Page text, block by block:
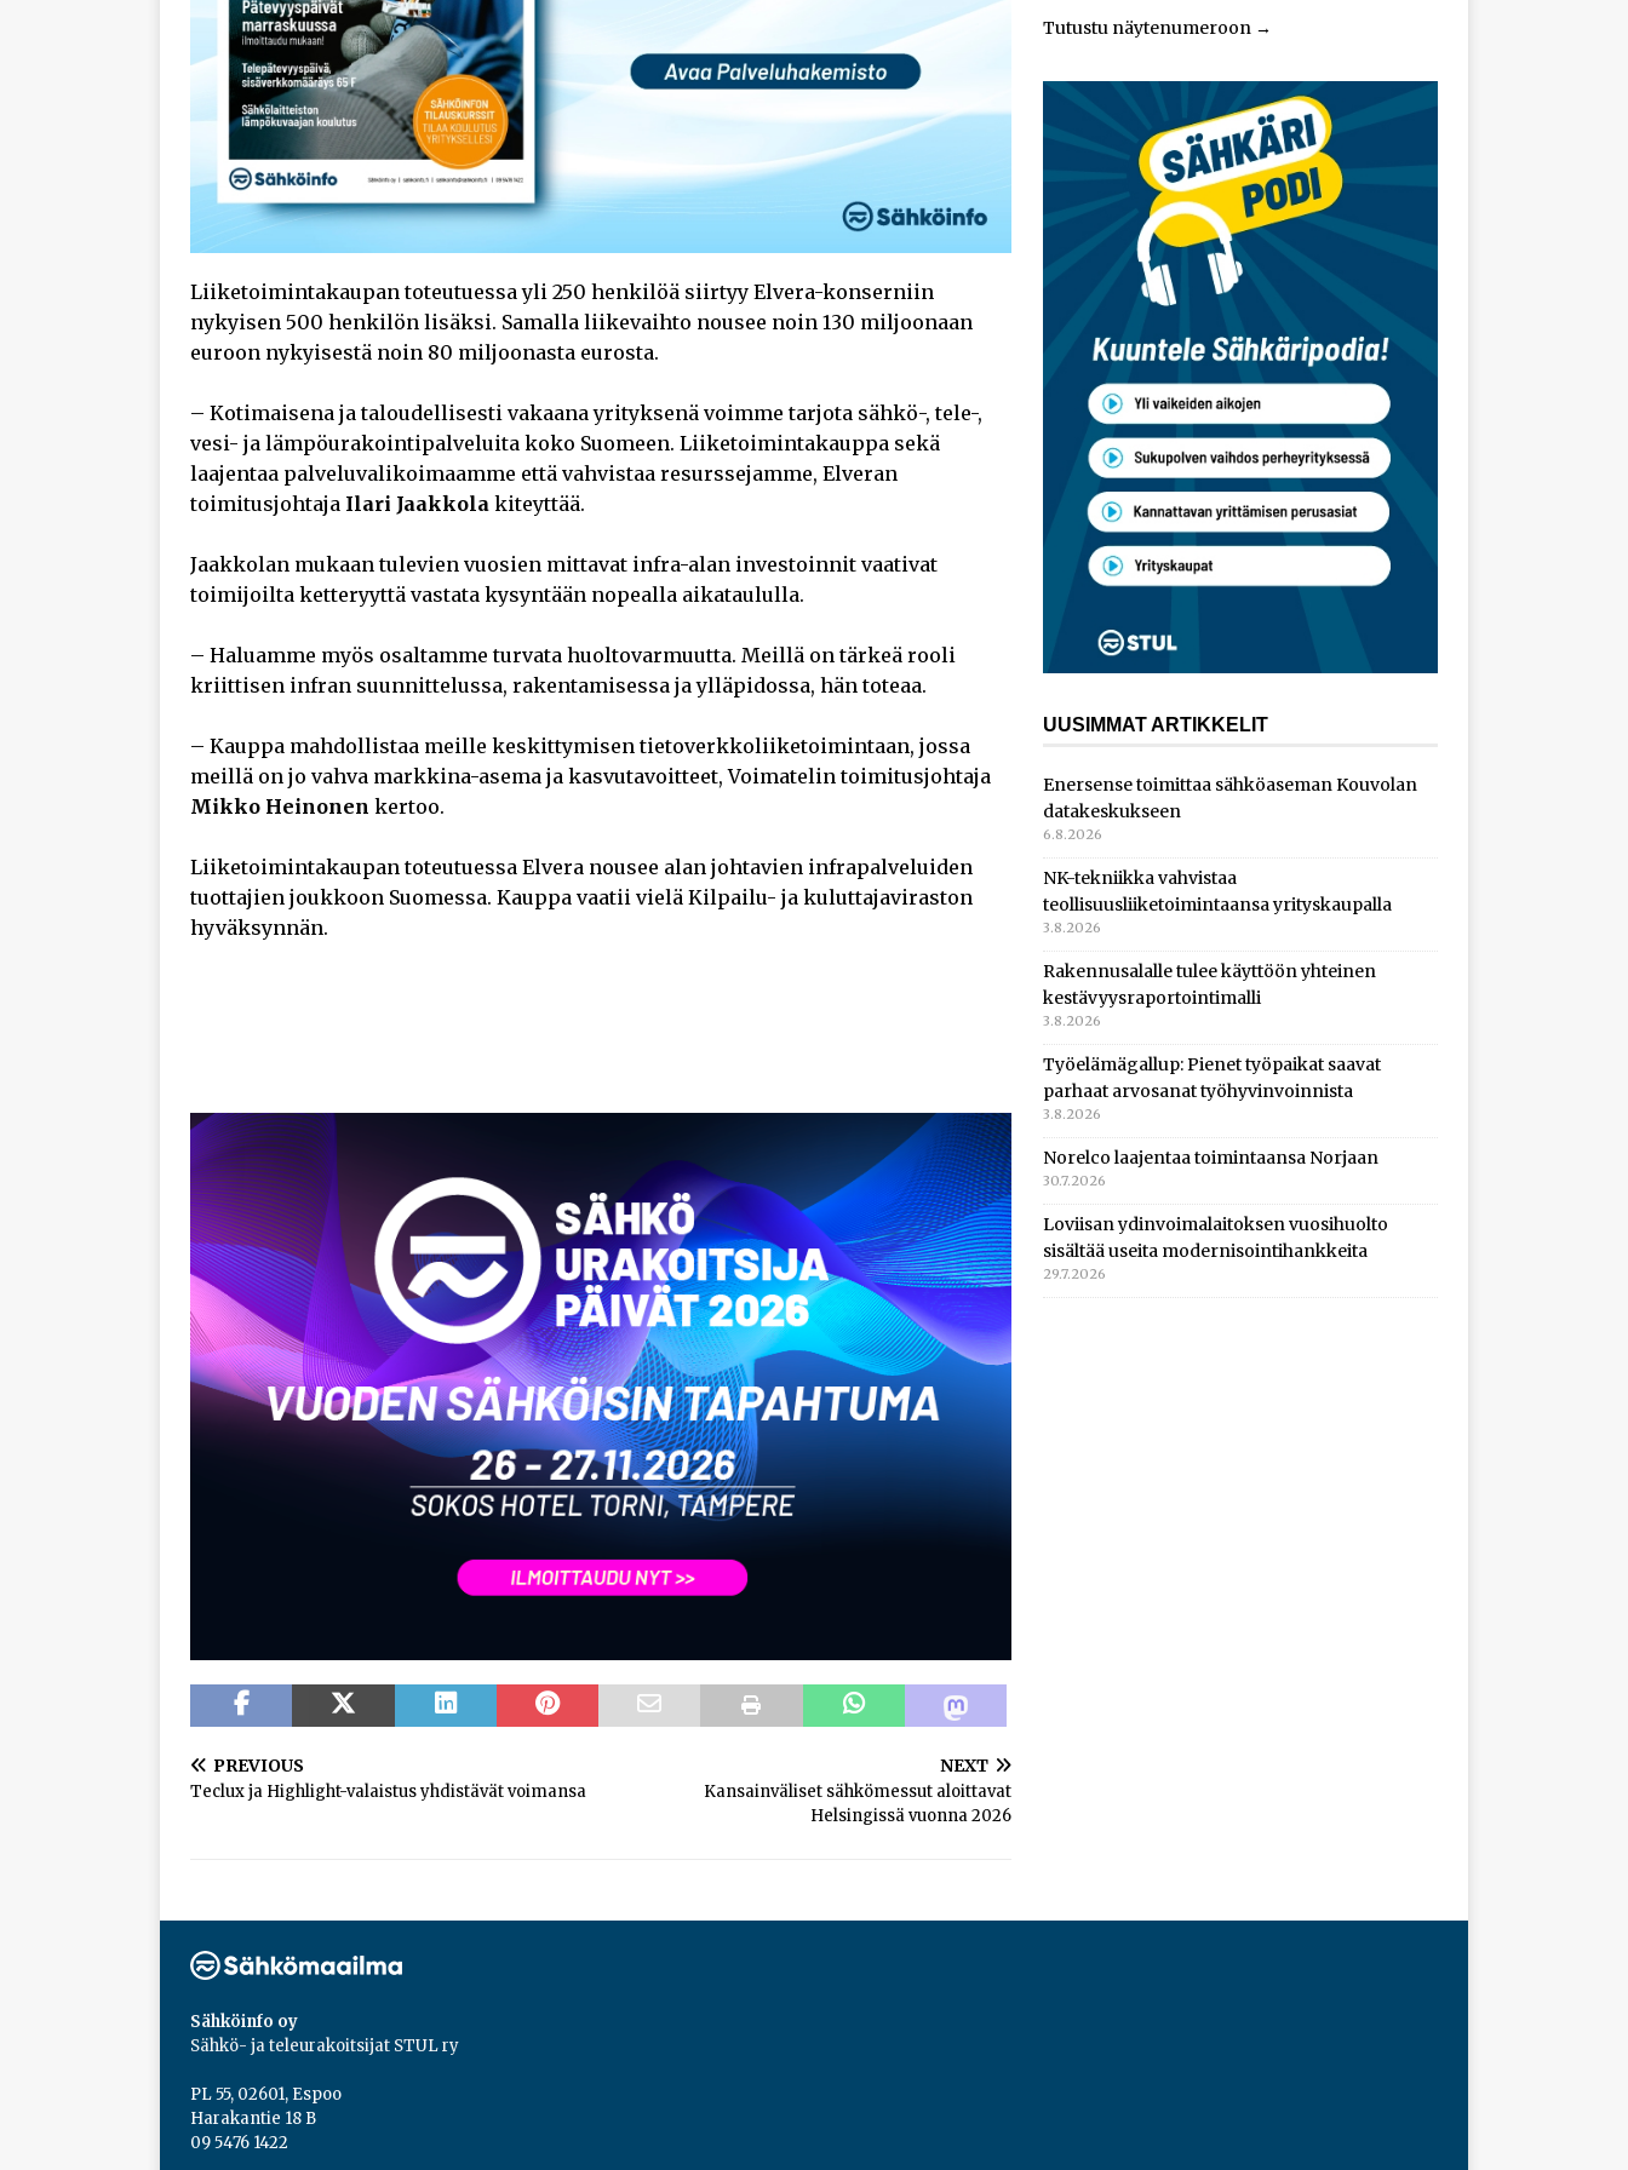
Liiketoimintakaupan toteutuessa yli 250 henkilöä siirtyy Elvera-konserniin
nykyisen 500 henkilön lisäksi. Samalla liikevaihto nousee noin 130 miljoonaan
euroon nykyisestä noin 80 miljoonasta eurosta.
– Kotimaisena ja taloudellisesti vakaana yrityksenä voimme tarjota sähkö-, tele-,
vesi- ja lämpöurakointipalveluita koko Suomeen. Liiketoimintakauppa sekä
laajentaa palveluvalikoimaamme että vahvistaa resurssejamme, Elveran
toimitusjohtaja Ilari Jaakkola kiteyttää.
Jaakkolan mukaan tulevien vuosien mittavat infra-alan investoinnit vaativat
toimijoilta ketteryyttä vastata kysyntään nopealla aikataululla.
– Haluamme myös osaltamme turvata huoltovarmuutta. Meillä on tärkeä rooli
kriittisen infran suunnittelussa, rakentamisessa ja ylläpidossa, hän toteaa.
– Kauppa mahdollistaa meille keskittymisen tietoverkkoliiketoimintaan, jossa
meillä on jo vahva markkina-asema ja kasvutavoitteet, Voimatelin toimitusjohtaja
Mikko Heinonen kertoo.
Liiketoimintakaupan toteutuessa Elvera nousee alan johtavien infrapalveluiden
tuottajien joukkoon Suomessa. Kauppa vaatii vielä Kilpailu- ja kuluttajaviraston
hyväksynnän.
PREVIOUS
Teclux ja Highlight-valaistus yhdistävät voimansa
NEXT
Kansainväliset sähkömessut aloittavat
Helsingissä vuonna 2026
Tutustu näytenumeroon→
UUSIMMAT ARTIKKELIT
Enersense toimittaa sähköaseman Kouvolan
datakeskukseen
6.8.2026
NK-tekniikka vahvistaa
teollisuusliiketoimintaansa yrityskaupalla
3.8.2026
Rakennusalalle tulee käyttöön yhteinen
kestävyysraportointimalli
3.8.2026
Työelämägallup: Pienet työpaikat saavat
parhaat arvosanat työhyvinvoinnista
3.8.2026
Norelco laajentaa toimintaansa Norjaan
30.7.2026
Loviisan ydinvoimalaitoksen vuosihuolto
sisältää useita modernisointihankkeita
29.7.2026
Sähköinfo oy
Sähkö- ja teleurakoitsijat STUL ry
PL 55, 02601, Espoo
Harakantie 18 B
09 5476 1422